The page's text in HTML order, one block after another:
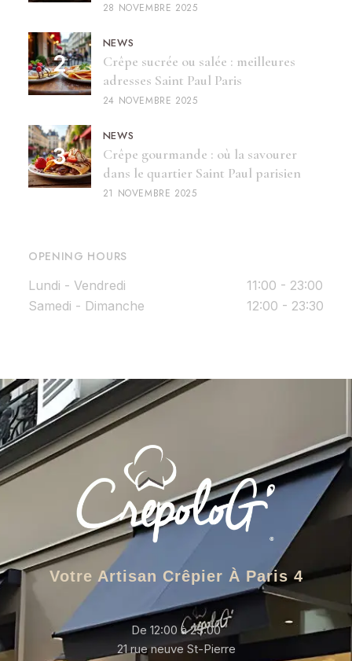
28 NOVEMBRE 2025
NEWS
Crêpe sucrée ou salée : meilleures
adresses Saint Paul Paris
24 NOVEMBRE 2025
NEWS
Crêpe gourmande : où la savourer
dans le quartier Saint Paul parisien
21 NOVEMBRE 2025
OPENING HOURS
Lundi - Vendredi
11:00 - 23:00
Samedi - Dimanche
12:00 - 23:30
Votre Artisan Crêpier À Paris 4
De 12:00 à 23:00
21 rue neuve St-Pierre